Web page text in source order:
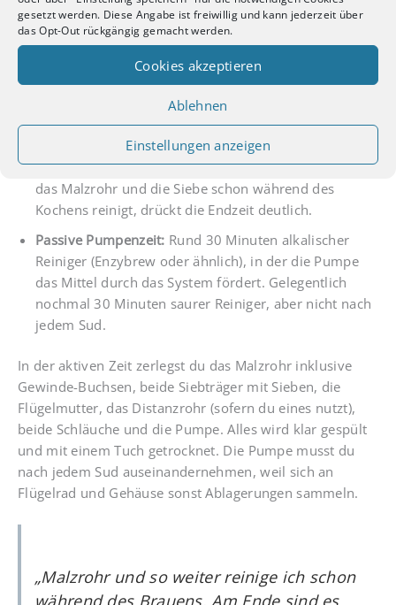
gesetzt werden. Diese Angabe ist freiwillig und kann jederzeit über
das Opt-Out rückgängig gemacht werden.
Cookies akzeptieren
Ablehnen
Einstellungen anzeigen
Die Reinigung wird bei Vollautomatik-Anlagen gern unter
den Tisch gekehrt. Beim Braumeister gehört sie zur
Kaufentscheidung dazu, sieht aber bei näherem
Hinschauen entspannter aus als der oft kolportierte
„Zwei-Stunden-Block“. Die ehrliche Aufschlüsselung:
Aktive Handarbeit:45 bis 60 Minuten am Ende des
Brautags. Wer pingelig putzt, kommt eher auf 60. Wer
das Malzrohr und die Siebe schon während des
Kochens reinigt, drückt die Endzeit deutlich.
Passive Pumpenzeit: Rund 30 Minuten alkalischer
Reiniger (Enzybrew oder ähnlich), in der die Pumpe
das Mittel durch das System fördert. Gelegentlich
nochmal 30 Minuten saurer Reiniger, aber nicht nach
jedem Sud.
In der aktiven Zeit zerlegst du das Malzrohr inklusive
Gewinde-Buchsen, beide Siebträger mit Sieben, die
Flügelmutter, das Distanzrohr (sofern du eines nutzt),
beide Schläuche und die Pumpe. Alles wird klar gespült
und mit einem Tuch getrocknet. Die Pumpe musst du
nach jedem Sud auseinandernehmen, weil sich an
Flügelrad und Gehäuse sonst Ablagerungen sammeln.
„Malzrohr und so weiter reinige ich schon
während des Brauens. Am Ende sind es